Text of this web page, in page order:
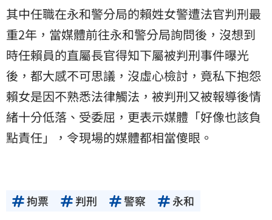
其中任職在永和警分局的賴姓女警遭法官判刑最
重2年，當媒體前往永和警分局詢問後，沒想到
時任賴員的直屬長官得知下屬被判刑事件曝光
後，都大感不可思議，沒虛心檢討，竟私下抱怨
賴女是因不熟悉法律觸法，被判刑又被報導後情
緒十分低落、受委屈，更表示媒體「好像也該負
點責任」，令現場的媒體都相當傻眼。
拘票 判刑 警察 永和